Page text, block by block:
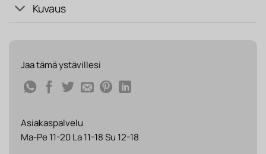
Kuvaus
Jaa tämä ystävillesi
Asiakaspalvelu
Ma-Pe 11-20 La 11-18 Su 12-18